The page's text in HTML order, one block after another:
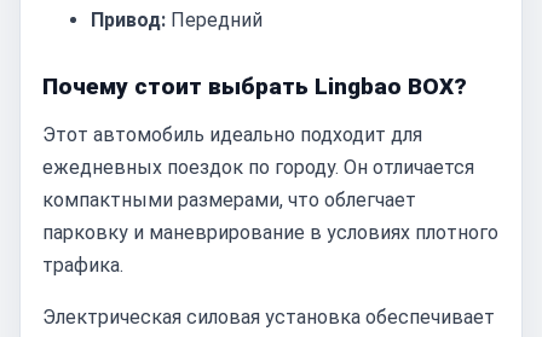
Привод: Передний
Почему стоит выбрать Lingbao BOX?
Этот автомобиль идеально подходит для
ежедневных поездок по городу. Он отличается
компактными размерами, что облегчает
парковку и маневрирование в условиях плотного
трафика.
Электрическая силовая установка обеспечивает